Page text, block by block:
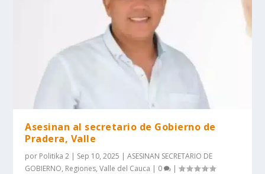
Asesinan al secretario de Gobierno de
Pradera, Valle
por Politika 2 | Sep 10, 2025 |ASESINAN SECRETARIO DE
GOBIERNO, Regiones,Valle del Cauca | 0 |